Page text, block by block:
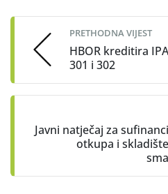
navigation
PRETHODNA VIJEST
HBOR kreditira
301 i 302
Javni natječaj za
otkupa i